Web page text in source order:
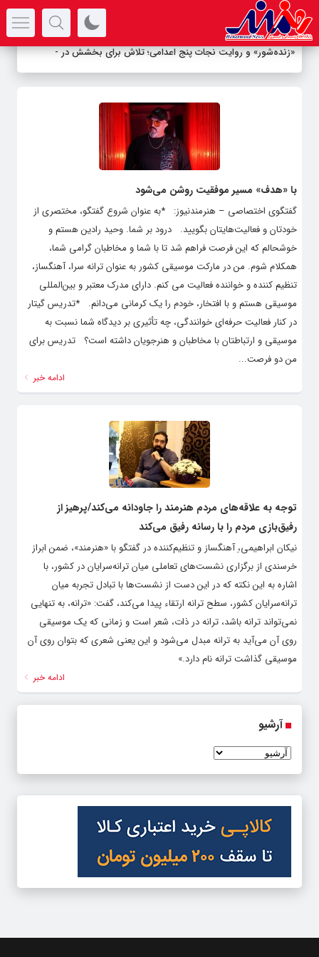
«زنده‌شور» و روایت نجات پنج اعدامی؛ تلاش برای بخشش در آخ-
با «هدف» مسیر موفقیت روشن می‌شود
گفتگوی اختصاصی – هنرمندنیوز: *به عنوان شروع گفتگو، مختصری از
خودتان و فعالیت‌هایتان بگویید. درود بر شما. وحید رادین هستم و
خوشحالم که این فرصت فراهم شد تا با شما و مخاطبان گرامی شما،
همکلام شوم. من در مارکت موسیقی کشور به عنوان ترانه‌ سرا، آهنگساز،
تنظیم‌ کننده و خواننده فعالیت می‌ کنم. دارای مدرک معتبر و بین‌المللی
موسیقی هستم و با افتخار، خودم را یک کرمانی می‌دانم. *تدریس گیتار
در کنار فعالیت حرفه‌ای خوانندگی، چه تأثیری بر دیدگاه شما نسبت به
موسیقی و ارتباطتان با مخاطبان و هنرجویان داشته است؟ تدریس برای
من دو فرصت...
ادامه خبر
توجه به علاقه‌های مردم هنرمند را جاودانه می‌کند/پرهیز از
رفیق‌بازی مردم را با رسانه رفیق می‌کند
نیکان ابراهیمی،ِ آهنگساز و تنظیم‌کننده در گفتگو با «هنرمند»، ضمن ابراز
خرسندی از برگزاری نشست‌های تعاملی میان ترانه‌سرایان در کشور، با
اشاره به این نکته که در این دست از نشست‌ها با تبادل تجربه میان
ترانه‌سرایان کشور، سطح ترانه ارتقاء پیدا می‌کند، گفت: «ترانه، به تنهایی
نمی‌تواند ترانه باشد، ترانه در ذات، شعر است و زمانی که یک موسیقی
روی آن می‌آید به ترانه مبدل می‌شود و این یعنی شعری که بتوان روی آن
موسیقی گذاشت ترانه نام دارد.»
ادامه خبر
آرشیو